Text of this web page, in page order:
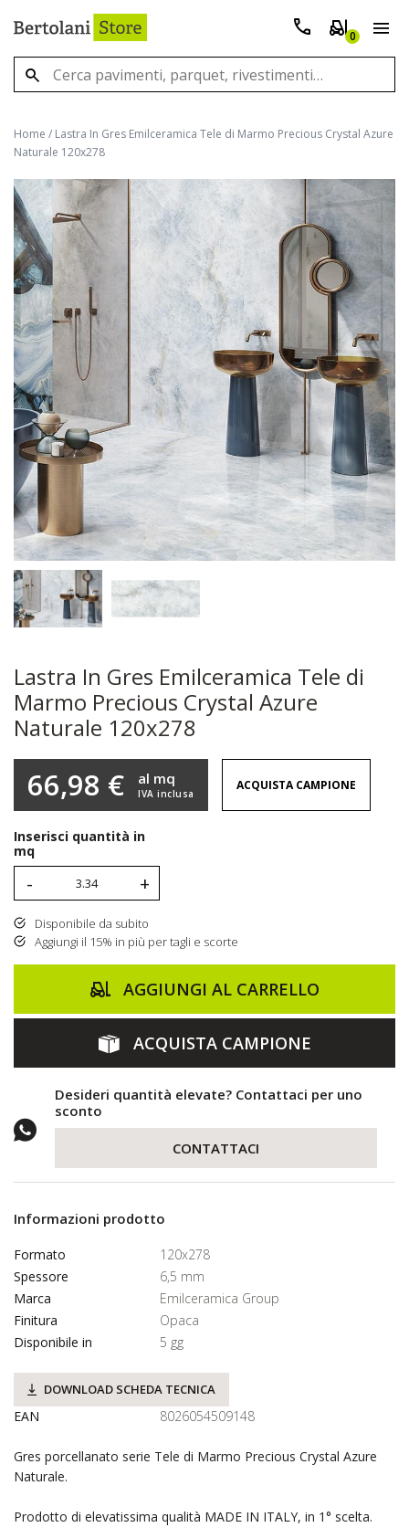
0
Home / Lastra In Gres Emilceramica Tele di Marmo Precious Crystal Azure
Naturale 120x278
Lastra In Gres Emilceramica Tele di
Marmo Precious Crystal Azure
Naturale 120x278
66,98 € IVA inclusa
al mq ACQUISTA CAMPIONE
Inserisci quantità in
mq
- +
Disponibile da subito
Aggiungi il 15% in più per tagli e scorte
AGGIUNGI AL CARRELLO
ACQUISTA CAMPIONE
Desideri quantità elevate? Contattaci per uno
sconto
CONTATTACI
Informazioni prodotto
Formato
120x278
Spessore
6,5 mm
Marca
Emilceramica Group
Finitura
Opaca
Disponibile in
5 gg
DOWNLOAD SCHEDA TECNICA
EAN 8026054509148
Gres porcellanato serie Tele di Marmo Precious Crystal Azure
Naturale.
Prodotto di elevatissima qualità MADE IN ITALY, in 1° scelta.